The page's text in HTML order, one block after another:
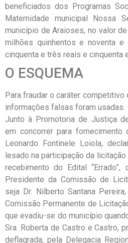
beneficiados dos Programas
Maternidade municipal Nossa
município de Araioses, no valor
milhões quinhentos e noventa
cinquenta e três reais e cinquenta
O ESQUEMA
Para fraudar o caráter
informações falsas foram usadas.
Junto à Promotoria de Justiça
em concorrer para fornecimento
Leonardo Fontinele Loiola,
lesado na participação da
recebimento do Edital
Presidente da Comissão de
seja Dr. Nilberto Santana
Comissão Permanente de
que evadiu-se do município
Sra. Roberta de Castro e Castro,
deflagrada, pela Delegacia